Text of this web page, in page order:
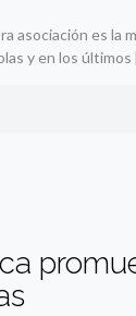
asociación es la
y en los últimos